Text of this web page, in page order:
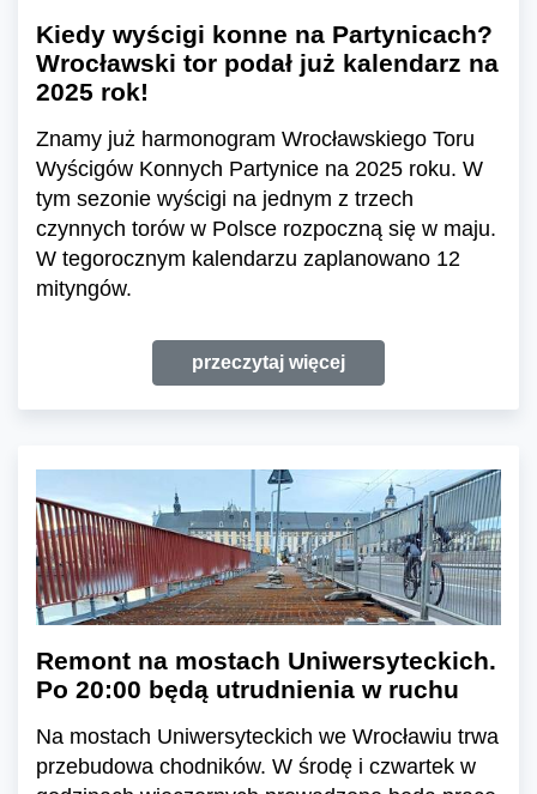
Kiedy wyścigi konne na Partynicach?
Wrocławski tor podał już kalendarz na
2025 rok!
Znamy już harmonogram Wrocławskiego Toru
Wyścigów Konnych Partynice na 2025 roku. W
tym sezonie wyścigi na jednym z trzech
czynnych torów w Polsce rozpoczną się w maju.
W tegorocznym kalendarzu zaplanowano 12
mityngów.
przeczytaj więcej
Remont na mostach Uniwersyteckich.
Po 20:00 będą utrudnienia w ruchu
Na mostach Uniwersyteckich we Wrocławiu trwa
przebudowa chodników. W środę i czwartek w